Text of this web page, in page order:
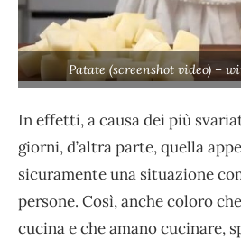
Patate (screenshot video) –
In effetti, a causa dei più
giorni, d’altra parte, quella
sicuramente una situazione
persone. Così, anche coloro
cucina e che amano cucinare,